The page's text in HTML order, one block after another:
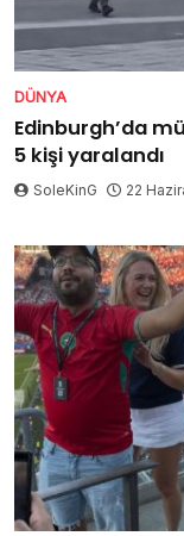
DÜNYA
Edinburgh’da
5 kişi yaralandı
SoleKinG 22